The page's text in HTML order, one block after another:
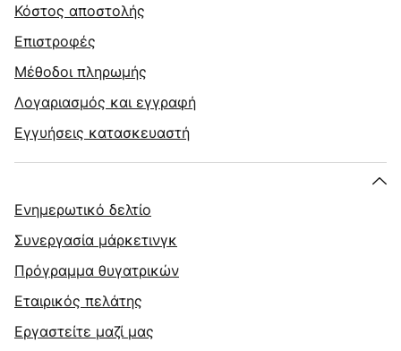
Κόστος αποστολής
Επιστροφές
Μέθοδοι πληρωμής
Λογαριασμός και εγγραφή
Εγγυήσεις κατασκευαστή
Ενημερωτικό δελτίο
Συνεργασία μάρκετινγκ
Πρόγραμμα θυγατρικών
Εταιρικός πελάτης
Εργαστείτε μαζί μας